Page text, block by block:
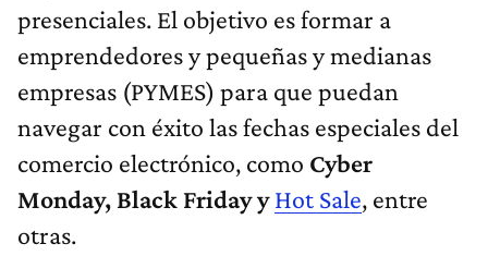
presenciales. El objetivo es formar a
emprendedores y pequeñas y medianas
empresas (PYMES) para que puedan
navegar con éxito las fechas especiales del
comercio electrónico, como Cyber
Monday, Black Friday yHot Sale, entre
otras.